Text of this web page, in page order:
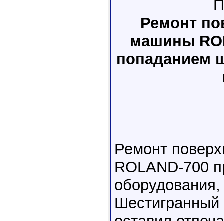
Ремонт
машины
попаданием
Ремонт
ROLAND-700